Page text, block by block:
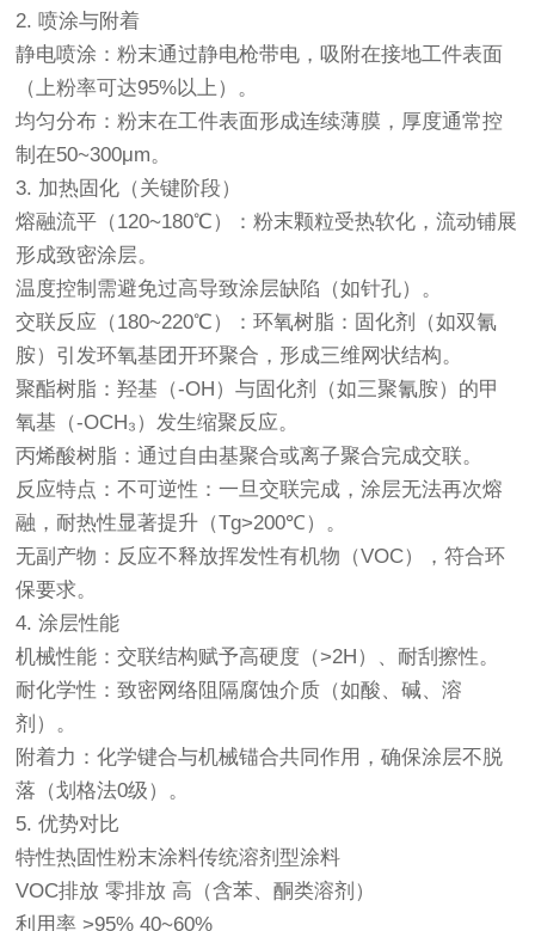
2. 喷涂与附着
静电喷涂：粉末通过静电枪带电，吸附在接地工件表面
（上粉率可达95%以上）。
均匀分布：粉末在工件表面形成连续薄膜，厚度通常控
制在50~300μm。
3. 加热固化（关键阶段）
熔融流平（120~180℃）：粉末颗粒受热软化，流动铺展
形成致密涂层。
温度控制需避免过高导致涂层缺陷（如针孔）。
交联反应（180~220℃）：环氧树脂：固化剂（如双氰
胺）引发环氧基团开环聚合，形成三维网状结构。
聚酯树脂：羟基（-OH）与固化剂（如三聚氰胺）的甲
氧基（-OCH₃）发生缩聚反应。
丙烯酸树脂：通过自由基聚合或离子聚合完成交联。
反应特点：不可逆性：一旦交联完成，涂层无法再次熔
融，耐热性显著提升（Tg>200℃）。
无副产物：反应不释放挥发性有机物（VOC），符合环
保要求。
4. 涂层性能
机械性能：交联结构赋予高硬度（>2H）、耐刮擦性。
耐化学性：致密网络阻隔腐蚀介质（如酸、碱、溶
剂）。
附着力：化学键合与机械锚合共同作用，确保涂层不脱
落（划格法0级）。
5. 优势对比
特性热固性粉末涂料传统溶剂型涂料
VOC排放 零排放 高（含苯、酮类溶剂）
利用率 >95% 40~60%